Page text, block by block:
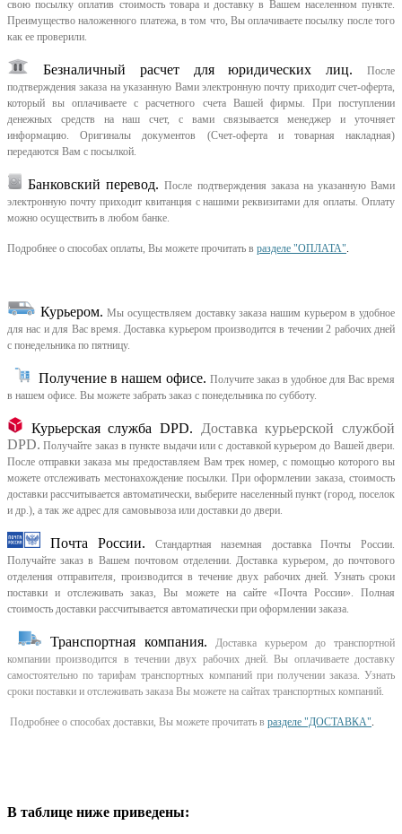
свою посылку оплатив стоимость товара и доставку в Вашем населенном пункте.
Преимущество наложенного платежа, в том что, Вы оплачиваете посылку после того
как ее проверили.
Безналичный расчет для юридических лиц.
После
подтверждения заказа на указанную Вами электронную почту приходит счет-оферта,
который вы оплачиваете с расчетного счета Вашей фирмы. При поступлении
денежных средств на наш счет, с вами связывается менеджер и уточняет
информацию. Оригиналы документов (Счет-оферта и товарная накладная)
передаются Вам с посылкой.
Банковский перевод. После подтверждения заказа на указанную Вами
электронную почту приходит квитанция с нашими реквизитами для оплаты. Оплату
можно осуществить в любом банке.
Подробнее о способах оплаты, Вы можете прочитать в разделе "ОПЛАТА".
Курьером. Мы осуществляем доставку заказа нашим курьером в удобное
для нас и для Вас время.Доставка курьером производится в течении 2 рабочих дней
с понедельника по пятницу.
Получение в нашем офисе. Получите заказ в удобное для Вас время
в нашем офисе. Вы можете забрать заказ с понедельника по субботу.
Курьерская служба DPD.
Доставка курьерской службой
DPD. Получайте заказ в пункте выдачи или с доставкой курьером до Вашей двери.
После отправки заказа мы предоставляем Вам трек номер, с помощью которого вы
можете отслеживать местонахождение посылки. При оформлении заказа, стоимость
доставки рассчитывается автоматически, выберите населенный пункт (город, поселок
и др.), а так же адрес для самовывоза или доставки до двери.
Почта России.
Стандартная наземная доставка Почты России.
Получайте заказ в Вашем почтовом отделении. Доставка курьером, до почтового
отделения отправителя, производится в течение двух рабочих дней. Узнать сроки
поставки и отслеживать заказ, Вы можете на сайте «Почта России». Полная
стоимость доставки рассчитывается автоматически при оформлении заказа.
Транспортная компания.
Доставка курьером до транспортной
компании производится в течении двух рабочих дней. Вы оплачиваете доставку
самостоятельно по тарифам транспортных компаний при получении заказа. Узнать
сроки поставки и отслеживать заказа Вы можете на сайтах транспортных компаний.
Подробнее о способах доставки, Вы можете прочитать в разделе "ДОСТАВКА".
В таблице ниже приведены: